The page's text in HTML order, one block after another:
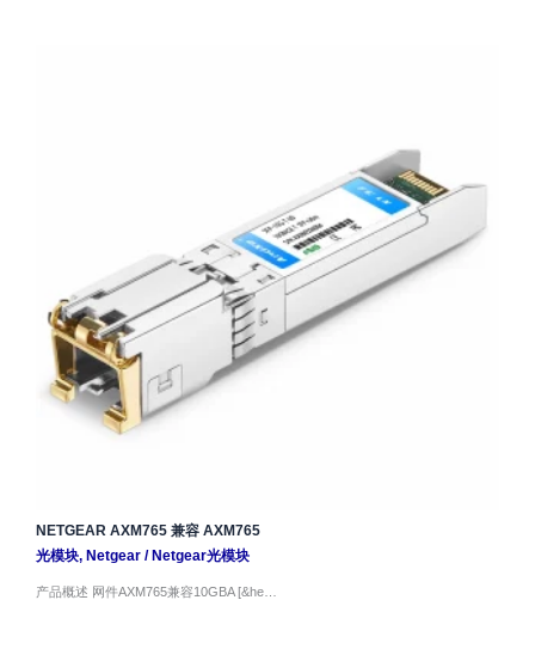
NETGEAR AXM765 兼容 AXM765
光模块, Netgear/ Netgear光模块
产品概述 网件AXM765兼容10GBA [&he…